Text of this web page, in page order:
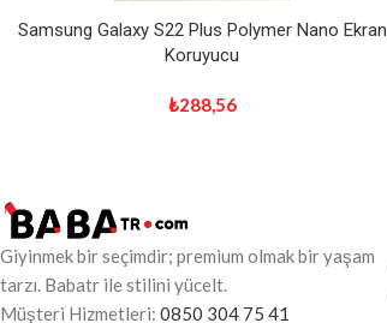
Samsung Galaxy S22 Plus Polymer Nano Ekran
Koruyucu
₺288,56
Giyinmek bir seçimdir; premium olmak bir yaşam
tarzı. Babatr ile stilini yücelt.
Müşteri Hizmetleri: 0850 304 75 41